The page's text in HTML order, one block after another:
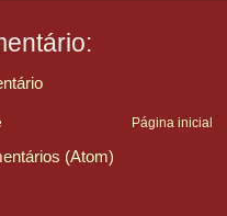
Página inicial
(Atom)